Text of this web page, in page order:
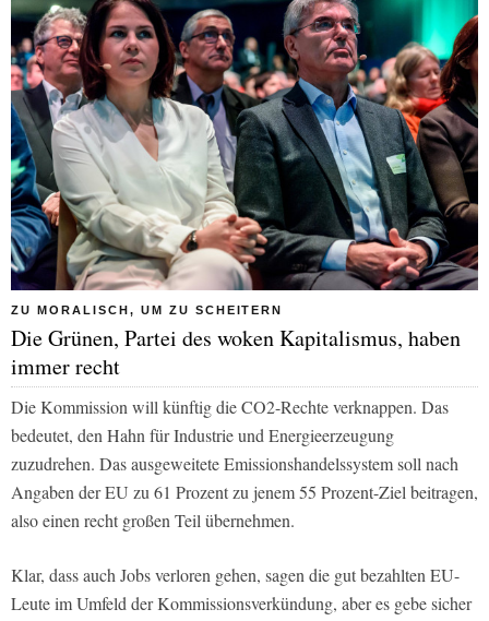
ZU MORALISCH, UM ZU SCHEITERN
Die Grünen, Partei des woken Kapitalismus, haben
immer recht
Die Kommission will künftig die CO2-Rechte verknappen. Das
bedeutet, den Hahn für Industrie und Energieerzeugung
zuzudrehen. Das ausgeweitete Emissionshandelssystem soll nach
Angaben der EU zu 61 Prozent zu jenem 55 Prozent-Ziel beitragen,
also einen recht großen Teil übernehmen.
Klar, dass auch Jobs verloren gehen, sagen die gut bezahlten EU-
Leute im Umfeld der Kommissionsverkündung, aber es gebe sicher